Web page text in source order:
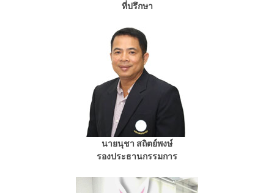
ที่ปรึกษา
นายนุชา สถิตย์พงษ์
รองประธานกรรมการ